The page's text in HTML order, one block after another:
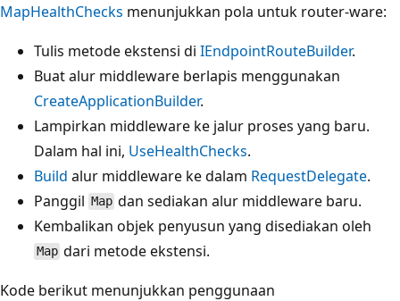
MapHealthChecks menunjukkan pola untuk router-ware:
Tulis metode ekstensi di IEndpointRouteBuilder.
Buat alur middleware berlapis menggunakan
CreateApplicationBuilder.
Lampirkan middleware ke jalur proses yang baru.
Dalam hal ini, UseHealthChecks.
Build alur middleware ke dalam RequestDelegate.
Panggil Map dan sediakan alur middleware baru.
Kembalikan objek penyusun yang disediakan oleh
Map dari metode ekstensi.
Kode berikut menunjukkan penggunaan